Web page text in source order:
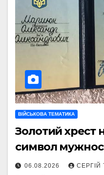
ВІЙСЬКОВА ТЕМАТИКА
Золотий хрест
символ
06.08.2026 СЕРГІЙ